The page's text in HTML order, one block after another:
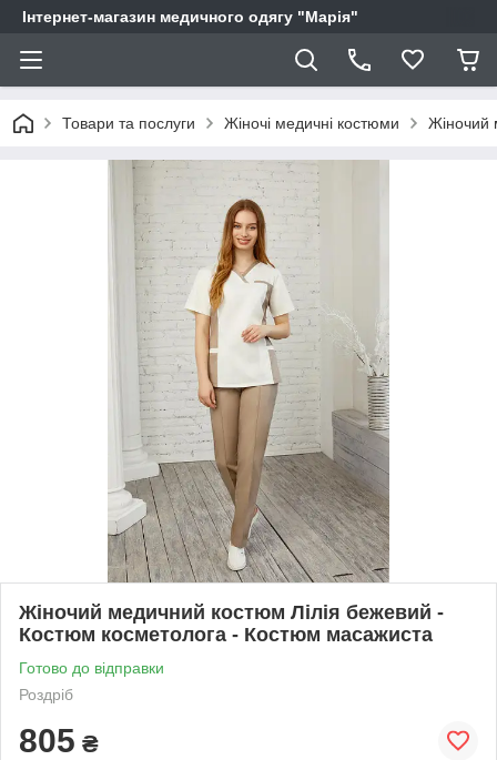
Інтернет-магазин медичного одягу "Марія"
Товари та послуги Жіночі медичні костюми Жіночий
Жіночий медичний костюм Лілія бежевий -
Костюм косметолога - Костюм масажиста
Готово до відправки
Роздріб
805 ₴